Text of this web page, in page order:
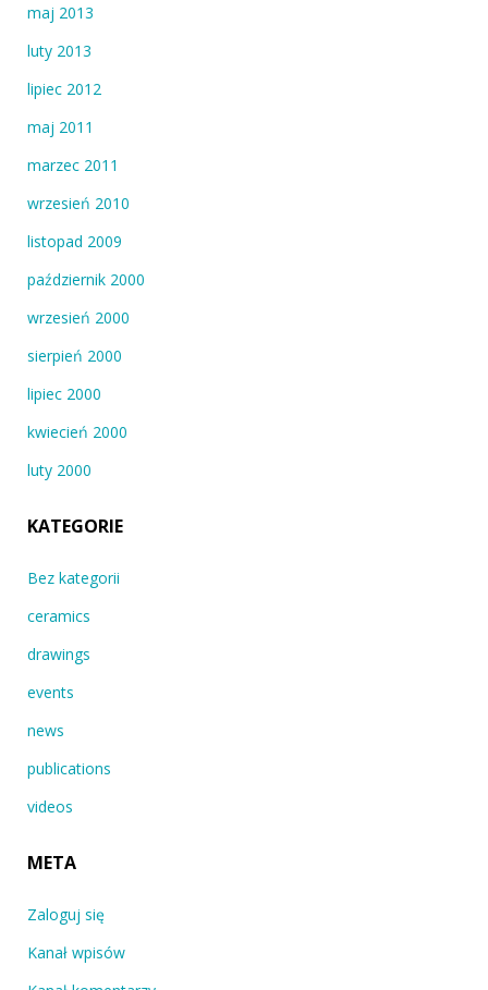
maj 2013
luty 2013
lipiec 2012
maj 2011
marzec 2011
wrzesień 2010
listopad 2009
październik 2000
wrzesień 2000
sierpień 2000
lipiec 2000
kwiecień 2000
luty 2000
KATEGORIE
Bez kategorii
ceramics
drawings
events
news
publications
videos
META
Zaloguj się
Kanał wpisów